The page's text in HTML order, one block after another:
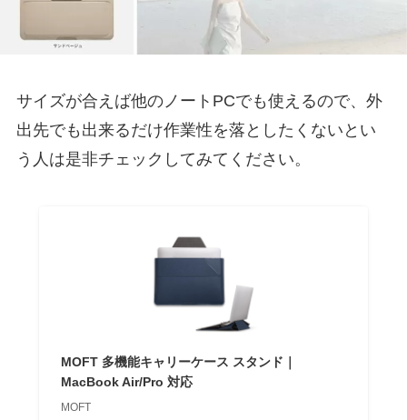
サイズが合えば他のノートPCでも使えるので、外
出先でも出来るだけ作業性を落としたくないとい
う人は是非チェックしてみてください。
MOFT 多機能キャリーケース スタンド｜
MacBook Air/Pro 対応
MOFT